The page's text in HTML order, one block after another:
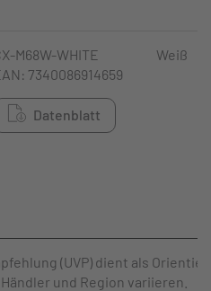
M68W-WHITE
7340086914659
Datenblatt
Weiß
(UVP) dient als
und Region variieren.